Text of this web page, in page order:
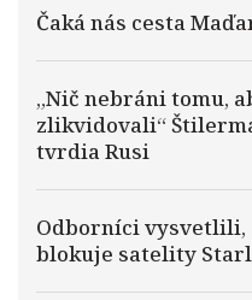
Čaká nás cesta
„Nič nebráni tomu,
zlikvidovali“
tvrdia Rusi
Odborníci vysvetlili,
blokuje satelity